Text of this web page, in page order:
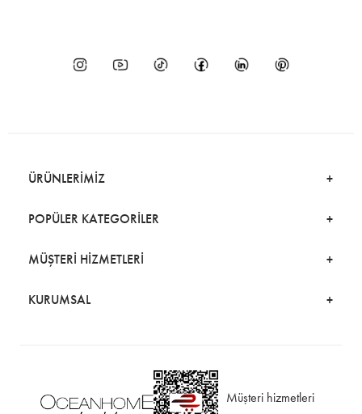
ÜRÜNLERİMİZ
POPÜLER KATEGORİLER
MÜŞTERİ HİZMETLERİ
KURUMSAL
Müşteri hizmetleri